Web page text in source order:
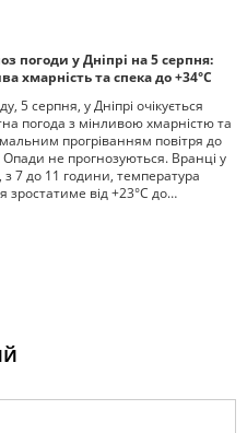
погоди у Дніпрі на 5 серпня:
хмарність та спека до +34°С
5 серпня, у Дніпрі очікується
погода з мінливою хмарністю та
прогріванням повітря до
Опади не прогнозуються. Вранці у
з 7 до 11 години, температура
зростатиме від +23°С до…